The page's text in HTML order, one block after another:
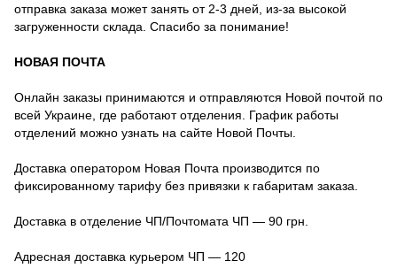
отправка заказа может занять от 2-3 дней, из-за высокой
загруженности склада. Спасибо за понимание!
НОВАЯ ПОЧТА
Онлайн заказы принимаются и отправляются Новой почтой по
всей Украине, где работают отделения. График работы
отделений можно узнать на сайте Новой Почты.
Доставка оператором Новая Почта производится по
фиксированному тарифу без привязки к габаритам заказа.
Доставка в отделение ЧП/Почтомата ЧП — 90 грн.
Адресная доставка курьером ЧП — 120